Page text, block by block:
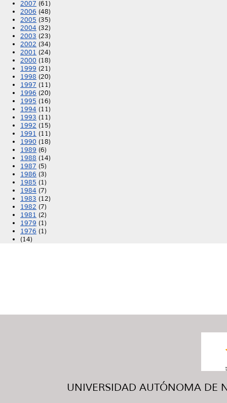
2007 (61)
2006 (48)
2005 (35)
2004 (32)
2003 (23)
2002 (34)
2001 (24)
2000 (18)
1999 (21)
1998 (20)
1997 (11)
1996 (20)
1995 (16)
1994 (11)
1993 (11)
1992 (15)
1991 (11)
1990 (18)
1989 (6)
1988 (14)
1987 (5)
1986 (3)
1985 (1)
1984 (7)
1983 (12)
1982 (7)
1981 (2)
1979 (1)
1976 (1)
(14)
UNIVERSIDAD AUTÓNOMA DE